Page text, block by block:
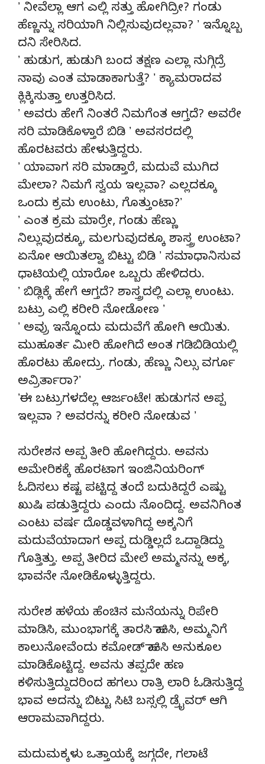
ʼ ನೀವೆಲ್ಲಾ ಆಗ ಎಲ್ಲಿ ಸತ್ತು ಹೋಗಿದ್ರೀ? ಗಂಡು
ಹೆಣ್ಣನ್ನು ಸರಿಯಾಗಿ ನಿಲ್ಲಿಸುವುದಲ್ಲವಾ? ʼ ಇನ್ನೊಬ್ಬ
ದನಿ ಸೇರಿಸಿದ.
ʼ ಹುಡುಗ, ಹುಡುಗಿ ಬಂದ ತಕ್ಷಣ ಎಲ್ಲಾ ನುಗ್ಗಿದ್ರೆ
ನಾವು ಎಂತ ಮಾಡಾಕಾಗುತ್ತೆ? ʼ ಕ್ಯಾಮರಾದವ
ಕ್ಲಿಕ್ಕಿಸುತ್ತಾ ಉತ್ತರಿಸಿದ.
ʼ ಅವರು ಹೇಗೆ ನಿಂತರೆ ನಿಮಗೆಂತ ಆಗ್ತದೆ? ಅವರೇ
ಸರಿ ಮಾಡಿಕೊಳ್ತಾರೆ ಬಿಡಿ ʼ ಅವಸರದಲ್ಲಿ
ಹೊರಟವರು ಹೇಳುತ್ತಿದ್ದರು.
ʼ ಯಾವಾಗ ಸರಿ ಮಾಡ್ತಾರೆ, ಮದುವೆ ಮುಗಿದ
ಮೇಲಾ? ನಿಮಗೆ ಸ್ವಯ ಇಲ್ಲವಾ? ಎಲ್ಲದಕ್ಕೂ
ಒಂದು ಕ್ರಮ ಉಂಟು, ಗೊತ್ತುಂಟಾ?ʼ
ʼ ಎಂತ ಕ್ರಮ ಮಾರ್ರೇ, ಗಂಡು ಹೆಣ್ಣು
ನಿಲ್ಲುವುದಕ್ಕೂ, ಮಲಗುವುದಕ್ಕೂ ಶಾಸ್ತ್ರ ಉಂಟಾ?
ಏನೋ ಆಯಿತಲ್ವಾ ಬಿಟ್ಟು ಬಿಡಿ ʼ ಸಮಾಧಾನಿಸುವ
ಧಾಟಿಯಲ್ಲಿ ಯಾರೋ ಒಬ್ಬರು ಹೇಳಿದರು.
ʼ ಬಿಡ್ಲಿಕ್ಕೆ ಹೇಗೆ ಆಗ್ತದೆ? ಶಾಸ್ತ್ರದಲ್ಲಿ ಎಲ್ಲಾ ಉಂಟು.
ಬಟ್ರು ಎಲ್ಲಿ ಕರೀರಿ ನೋಡೋಣ ʼ
ʼ ಅವ್ರು ಇನ್ನೊಂದು ಮದುವೆಗೆ ಹೋಗಿ ಆಯಿತು.
ಮುಹೂರ್ತ ಮೀರಿ ಹೋಗಿದೆ ಅಂತ ಗಡಿಬಿಡಿಯಲ್ಲಿ
ಹೊರಟು ಹೋದ್ರು. ಗಂಡು, ಹೆಣ್ಣು ನಿಲ್ಸು ವರ್ಗೂ
ಅವ್ರಿರ್ತಾರಾ?ʼ
ʼಈ ಬಟ್ರುಗಳದೆಲ್ಲ ಆರ್ಜಂಟೇ! ಹುಡುಗನ ಅಪ್ಪ
ಇಲ್ಲವಾ ? ಅವರನ್ನು ಕರೀರಿ ನೋಡುವ ʼ
ಸುರೇಶನ ಅಪ್ಪ ತೀರಿ ಹೋಗಿದ್ದರು. ಅವನು
ಅಮೇರಿಕಕ್ಕೆ ಹೊರಟಾಗ ಇಂಜಿನಿಯರಿಂಗ್‌
ಓದಿಸಲು ಕಷ್ಟ ಪಟ್ಟಿದ್ದ ತಂದೆ ಬದುಕಿದ್ದರೆ ಎಷ್ಟು
ಖುಷಿ ಪಡುತ್ತಿದ್ದರು ಎಂದು ನೊಂದಿದ್ದ. ಅವನಿಗಿಂತ
ಎಂಟು ವರ್ಷ ದೊಡ್ಡವಳಾಗಿದ್ದ ಅಕ್ಕನಿಗೆ
ಮದುವೆಯಾದಾಗ ಅಪ್ಪ ದುಡ್ಡಿಲ್ಲದೆ ಒದ್ದಾಡಿದ್ದು
ಗೊತ್ತಿತ್ತು. ಅಪ್ಪ ತೀರಿದ ಮೇಲೆ ಅಮ್ಮನನ್ನು ಅಕ್ಕ,
ಭಾವನೇ ನೋಡಿಕೊಳ್ಳುತ್ತಿದ್ದರು.
ಸುರೇಶ ಹಳೆಯ ಹೆಂಚಿನ ಮನೆಯನ್ನು ರಿಪೇರಿ
ಮಾಡಿಸಿ, ಮುಂಭಾಗಕ್ಕೆ ತಾರಸಿ ಹಾಕಿಸಿ, ಅಮ್ಮನಿಗೆ
ಕಾಲುನೋವೆಂದು ಕಮೋಡ್‌ ಹಾಕಿಸಿ ಅನುಕೂಲ
ಮಾಡಿಕೊಟ್ಟಿದ್ದ. ಅವನು ತಪ್ಪದೇ ಹಣ
ಕಳಿಸುತ್ತಿದ್ದುದರಿಂದ ಹಗಲು ರಾತ್ರಿ ಲಾರಿ ಓಡಿಸುತ್ತಿದ್ದ
ಭಾವ ಅದನ್ನು ಬಿಟ್ಟು ಸಿಟಿ ಬಸ್ಸಲ್ಲಿ ಡ್ರೈವರ್‌ ಆಗಿ
ಆರಾಮವಾಗಿದ್ದರು.
ಮದುಮಕ್ಕಳು ಒತ್ತಾಯಕ್ಕೆ ಜಗ್ಗದೇ, ಗಲಾಟೆ